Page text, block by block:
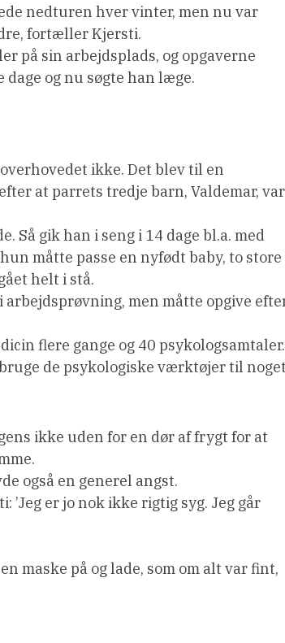
nedturen hver vinter, men nu var
fortæller Kjersti.
på sin arbejdsplads, og opgaverne
og nu søgte han læge.
ikke. Det blev til en
at parrets tredje barn, Valdemar, var
Så gik han i seng i 14 dage bl.a. med
måtte passe en nyfødt baby, to store
helt i stå.
men måtte opgive
flere gange og 40 psykologsamtaler.
de psykologiske værktøjer til
ikke uden for en dør af frygt for at
også en generel angst.
’Jeg er jo nok ikke rigtig syg. Jeg går
maske på og lade, som om alt var fint,